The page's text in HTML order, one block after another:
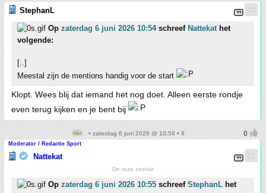
StephanL
Op zaterdag 6 juni 2026 10:54schreef Nattekathet
volgende:
[..]
Meestal zijn de mentions handig voor de start
Klopt. Wees blij dat iemand het nog doet. Alleen eerste rondje
even terug kijken en je bent bij
• zaterdag 6 juni 2026 @ 10:56 • 9
Moderator / Redactie Sport
Nattekat
De roze zeekat
Op zaterdag 6 juni 2026 10:55 schreef StephanL het